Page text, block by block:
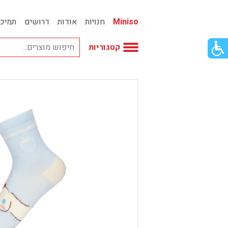
כפתור
לפתיחת
Miniso חנויות אודות דרושים
קטגוריות